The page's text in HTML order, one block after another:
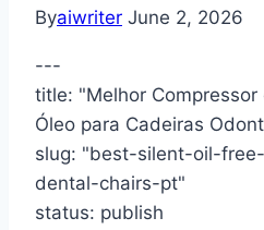
Byaiwriter June 2, 2026
---
title: "Melhor Compressor
Óleo para Cadeiras
slug: "best-silent-oil-
dental-chairs-pt"
status: publish